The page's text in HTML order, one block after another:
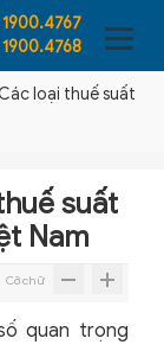
1900.4767
1900.4768
loại thuế suất
suất
Nam
Cỡ chữ
quan trọng